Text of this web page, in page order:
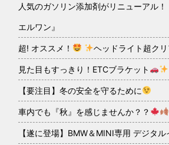
人気のガソリン添加剤がリニューアル
エルワン』
超! オススメ！ ヘッドライト超ク
見た目もすっきり！ETCブラケット
【要注目】冬の安全を守るために
車内でも『秋』を感じませんか？？
【遂に登場】BMW＆MINI専用 デジタ